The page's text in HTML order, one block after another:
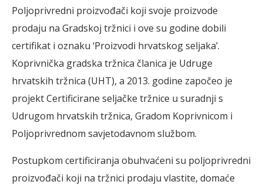
Poljoprivredni proizvođači koji svoje proizvode
prodaju na Gradskoj tržnici i ove su godine dobili
certifikat i oznaku ‘Proizvodi hrvatskog seljaka’.
Koprivnička gradska tržnica članica je Udruge
hrvatskih tržnica (UHT), a 2013. godine započeo je
projekt Certificirane seljačke tržnice u suradnji s
Udrugom hrvatskih tržnica, Gradom Koprivnicom i
Poljoprivrednom savjetodavnom službom.
Postupkom certificiranja obuhvaćeni su poljoprivredni
proizvođači koji na tržnici prodaju vlastite, domaće